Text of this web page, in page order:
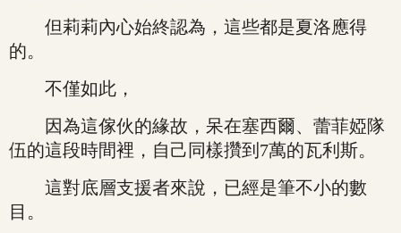
但莉莉內心始終認為，這些都是夏洛應得
的。
不僅如此，
因為這傢伙的緣故，呆在塞西爾、蕾菲婭隊
伍的這段時間裡，自己同樣攢到7萬的瓦利斯。
這對底層支援者來說，已經是筆不小的數
目。